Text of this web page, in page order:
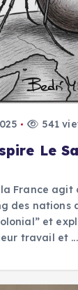
541
Le
France agit
des nations
et
travail et ...